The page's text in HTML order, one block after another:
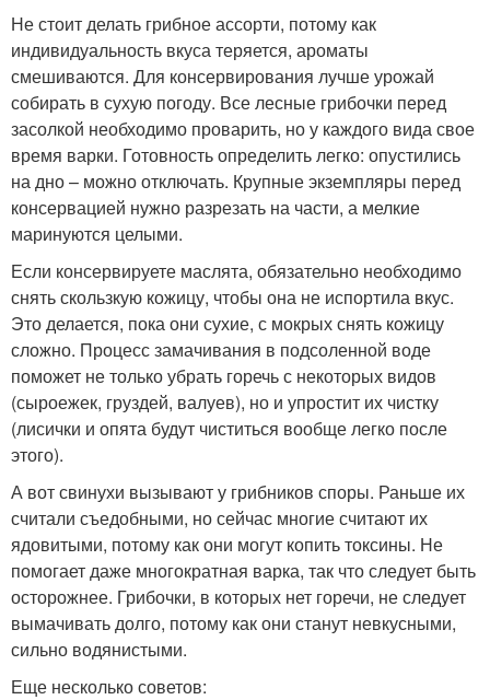
Не стоит делать грибное ассорти, потому как
индивидуальность вкуса теряется, ароматы
смешиваются. Для консервирования лучше урожай
собирать в сухую погоду. Все лесные грибочки перед
засолкой необходимо проварить, но у каждого вида свое
время варки. Готовность определить легко: опустились
на дно – можно отключать. Крупные экземпляры перед
консервацией нужно разрезать на части, а мелкие
маринуются целыми.
Если консервируете маслята, обязательно необходимо
снять скользкую кожицу, чтобы она не испортила вкус.
Это делается, пока они сухие, с мокрых снять кожицу
сложно. Процесс замачивания в подсоленной воде
поможет не только убрать горечь с некоторых видов
(сыроежек, груздей, валуев), но и упростит их чистку
(лисички и опята будут чиститься вообще легко после
этого).
А вот свинухи вызывают у грибников споры. Раньше их
считали съедобными, но сейчас многие считают их
ядовитыми, потому как они могут копить токсины. Не
помогает даже многократная варка, так что следует быть
осторожнее. Грибочки, в которых нет горечи, не следует
вымачивать долго, потому как они станут невкусными,
сильно водянистыми.
Еще несколько советов: